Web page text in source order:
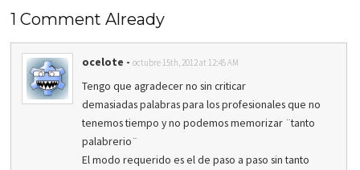
1 Comment Already
ocelote - octubre 15th, 2012 at 12:45 AM
Tengo que agradecer no sin criticar
demasiadas palabras para los profesionales que no
tenemos tiempo y no podemos memorizar ¨tanto
palabrerio¨
El modo requerido es el de paso a paso sin tanto